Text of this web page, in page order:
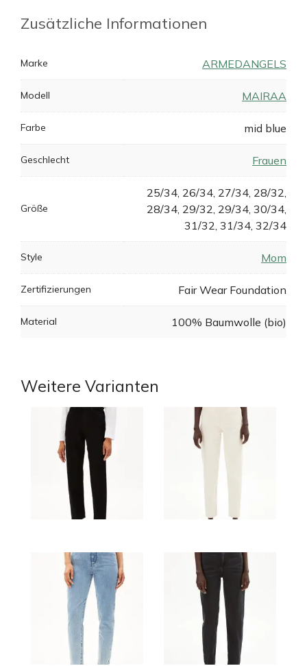
Zusätzliche Informationen
Marke ARMEDANGELS
Modell MAIRAA
Farbe mid blue
Geschlecht Frauen
Größe
25/34, 26/34, 27/34, 28/32,
28/34, 29/32, 29/34, 30/34,
31/32, 31/34, 32/34
Style Mom
Zertifizierungen Fair Wear Foundation
Material 100% Baumwolle (bio)
Weitere Varianten